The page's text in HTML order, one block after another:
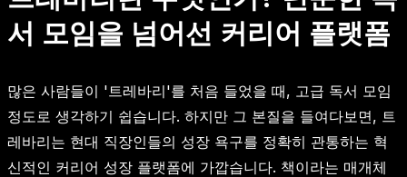
서 모임을 넘어선 커리어 플랫폼
많은 사람들이 '트레바리'를 처음 들었을 때, 고급 독서 모임
정도로 생각하기 쉽습니다. 하지만 그 본질을 들여다보면, 트
레바리는 현대 직장인들의 성장 욕구를 정확히 관통하는 혁
신적인 커리어 성장 플랫폼에 가깝습니다. 책이라는 매개체